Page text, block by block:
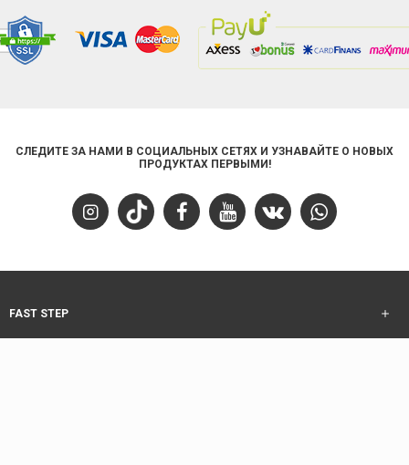
СЛЕДИТЕ ЗА НАМИ В СОЦИАЛЬНЫХ СЕТЯХ И УЗНАВАЙТЕ О НОВЫХ
ПРОДУКТАХ ПЕРВЫМИ!
FAST STEP